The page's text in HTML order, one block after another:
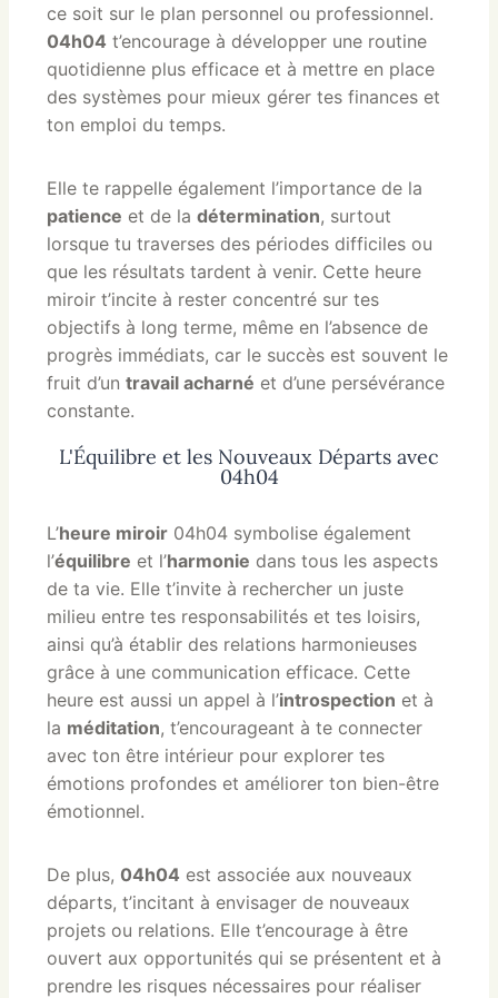
ce soit sur le plan personnel ou professionnel.
04h04 t’encourage à développer une routine
quotidienne plus efficace et à mettre en place
des systèmes pour mieux gérer tes finances et
ton emploi du temps.
Elle te rappelle également l’importance de la
patience et de la détermination, surtout
lorsque tu traverses des périodes difficiles ou
que les résultats tardent à venir. Cette heure
miroir t’incite à rester concentré sur tes
objectifs à long terme, même en l’absence de
progrès immédiats, car le succès est souvent le
fruit d’un travail acharné et d’une persévérance
constante.
L'Équilibre et les Nouveaux Départs avec
04h04
L’heure miroir 04h04 symbolise également
l’équilibre et l’harmonie dans tous les aspects
de ta vie. Elle t’invite à rechercher un juste
milieu entre tes responsabilités et tes loisirs,
ainsi qu’à établir des relations harmonieuses
grâce à une communication efficace. Cette
heure est aussi un appel à l’introspection et à
la méditation, t’encourageant à te connecter
avec ton être intérieur pour explorer tes
émotions profondes et améliorer ton bien-être
émotionnel.
De plus, 04h04 est associée aux nouveaux
départs, t’incitant à envisager de nouveaux
projets ou relations. Elle t’encourage à être
ouvert aux opportunités qui se présentent et à
prendre les risques nécessaires pour réaliser